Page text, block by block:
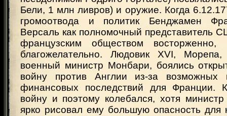
Бели, 1 млн ливров) и оружие. Когда
громоотвода и политик Бенджамен
Версаль как полномочный представитель
французским обществом
благожелательно. Людовик XVI,
военный министр Монбари, боялись
войну против Англии из-за возможных
финансовых последствий для Франции.
войну и поэтому колебался, хотя
ярко рисовал ему большую опасность для